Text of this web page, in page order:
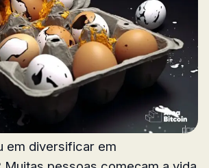
em diversificar em